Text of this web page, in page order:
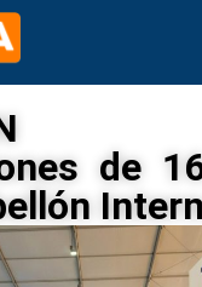
de